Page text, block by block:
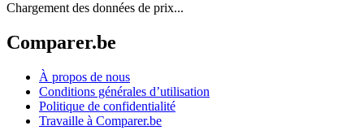
Chargement des données de prix...
Comparer.be
À propos de nous
Conditions générales d’utilisation
Politique de confidentialité
Travaille à Comparer.be